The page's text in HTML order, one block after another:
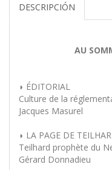
DESCRIPCIÓN
AU
◗ ÉDITORIAL
Culture de la
Jacques Masurel
◗ LA PAGE DE
Teilhard prophète du
Gérard Donnadieu